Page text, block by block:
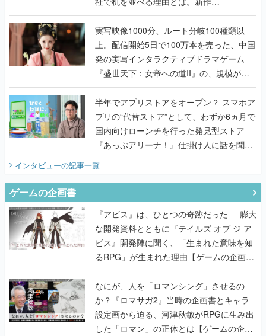
『TATSUJIN EXTREME』で初タッグを組
んだレジェンド2人に訊く開発秘話
実写映像1000分、ルート分岐100種類以
上。配信開始5日で100万本を売った、中国
発の実写インタラクティブドラマゲーム
『盛世天下：女帝への道II』の、規模が違
うこだわりをプロデューサーに聞いた
半年でアプリストアをオープン？ スマホア
プリの“代替ストア”として、わずか6ヵ月で
国内向けローンチを行った発見型ストア
『あっぷアリーナ！』仕掛け人に話を聞い
てみた
インタビューの記事一覧
ゲームの企画書
『アビス』は、ひとつの奇跡だった──膨大
な開発資料とともに『テイルズ オブ ジ ア
ビス』開発陣に聞く、「生まれた意味を知
るRPG」が生まれた理由【ゲームの企画
書】
なにが、人を「ロマンシング」させるの
か？『ロマサガ2』当時の企画書とキャラ
設定画から迫る、河津秋敏がRPGに生み出
した「ロマン」の正体とは【ゲームの企画